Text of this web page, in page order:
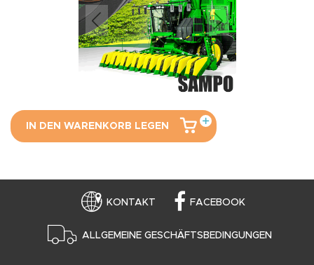
IN DEN WARENKORB LEGEN
KONTAKT FACEBOOK
ALLGEMEINE GESCHÄFTSBEDINGUNGEN